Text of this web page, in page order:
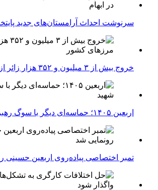
سرنوشت احداث آرامستان‌های جدید
خروج بیش از ۳ میلیون و ۳۵۲ هزار زائر از مرزهای کشور
اربعین ۱۴۰۵؛ حماسه‌ای دیگر با سوگ رهبر شهید
تمبر اختصاصی پیاده‌روی اربعین حسینی